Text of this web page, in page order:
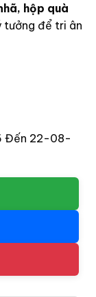
hộp quà
tưởng để tri ân
Đến 22-08-